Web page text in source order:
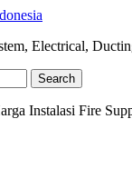
Electrical,
Search
Instalasi Fire